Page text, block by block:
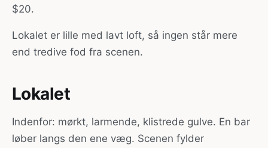
$20.
Lokalet er lille med lavt loft, så ingen står mere
end tredive fod fra scenen.
Lokalet
Indenfor: mørkt, larmende, klistrede gulve. En bar
løber langs den ene væg. Scenen fylder